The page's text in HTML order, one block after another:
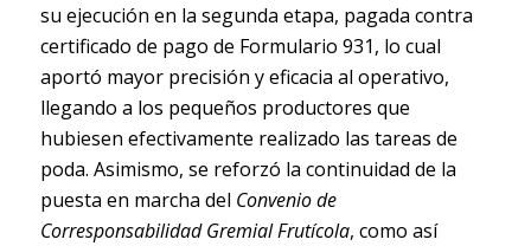
su ejecución en la segunda etapa, pagada contra
certificado de pago de Formulario 931, lo cual
aportó mayor precisión y eficacia al operativo,
llegando a los pequeños productores que
hubiesen efectivamente realizado las tareas de
poda. Asimismo, se reforzó la continuidad de la
puesta en marcha del Convenio de
Corresponsabilidad Gremial Frutícola, como así